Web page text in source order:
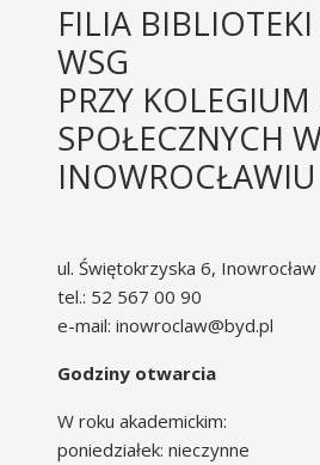
FILIA BIBLIOTEKI
WSG
PRZY
SPOŁECZNYCH
INOWROCŁAWIU
ul. Świętokrzyska 6, Inowrocław
tel.: 52 567 00 90
e-mail: inowroclaw@byd.pl
Godziny otwarcia
W roku akademickim:
poniedziałek: nieczynne